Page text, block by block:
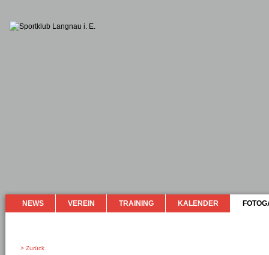
NEWS VEREIN TRAINING KALENDER
> Zurück